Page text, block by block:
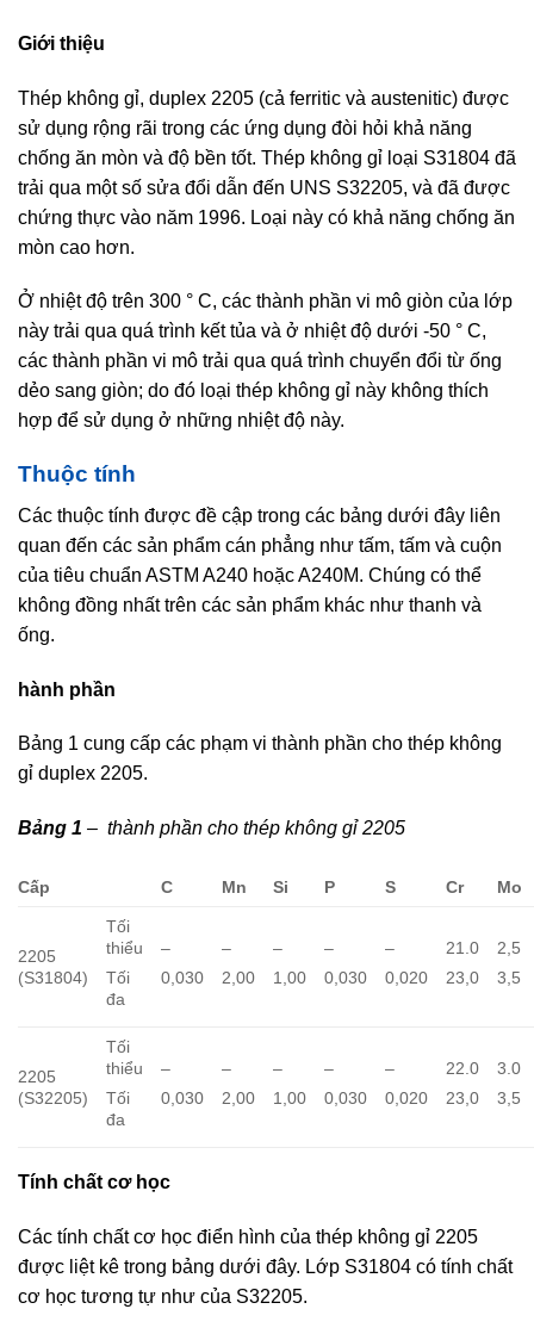
Giới thiệu
Thép không gỉ, duplex 2205 (cả ferritic và austenitic) được
sử dụng rộng rãi trong các ứng dụng đòi hỏi khả năng
chống ăn mòn và độ bền tốt. Thép không gỉ loại S31804 đã
trải qua một số sửa đổi dẫn đến UNS S32205, và đã được
chứng thực vào năm 1996. Loại này có khả năng chống ăn
mòn cao hơn.
Ở nhiệt độ trên 300 ° C, các thành phần vi mô giòn của lớp
này trải qua quá trình kết tủa và ở nhiệt độ dưới -50 ° C,
các thành phần vi mô trải qua quá trình chuyển đổi từ ống
dẻo sang giòn; do đó loại thép không gỉ này không thích
hợp để sử dụng ở những nhiệt độ này.
Thuộc tính
Các thuộc tính được đề cập trong các bảng dưới đây liên
quan đến các sản phẩm cán phẳng như tấm, tấm và cuộn
của tiêu chuẩn ASTM A240 hoặc A240M. Chúng có thể
không đồng nhất trên các sản phẩm khác như thanh và
ống.
hành phần
Bảng 1 cung cấp các phạm vi thành phần cho thép không
gỉ duplex 2205.
Bảng 1 – thành phần cho thép không gỉ 2205
Cấp C Mn Si P S Cr Mo
2205
(S31804)
Tối
thiểu
Tối
đa
–
0,030
–
2,00
–
1,00
–
0,030
–
0,020
21.0
23,0
2,5
3,5
2205
(S32205)
Tối
thiểu
Tối
đa
–
0,030
–
2,00
–
1,00
–
0,030
–
0,020
22.0
23,0
3.0
3,5
Tính chất cơ học
Các tính chất cơ học điển hình của thép không gỉ 2205
được liệt kê trong bảng dưới đây. Lớp S31804 có tính chất
cơ học tương tự như của S32205.